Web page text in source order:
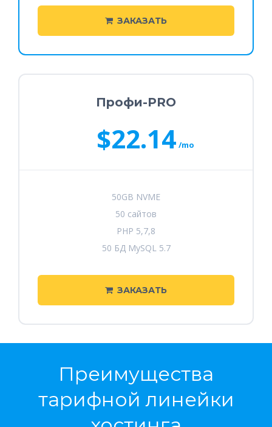
ЗАКАЗАТЬ
Профи-PRO
$22.14 /mo
50GB NVME
50 сайтов
PHP 5,7,8
50 БД MySQL 5.7
ЗАКАЗАТЬ
Преимущества
тарифной линейки